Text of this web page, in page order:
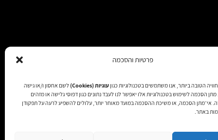
פרטיות והסכמה
הטובה ביותר, אנו משתמשים בטכנולוגיות כגוןעוגיות (Cookies)
לשם אחסון ו/או גישה
הסכמה לשימוש בטכנולוגיות אלו יאפשר לנו לעבד נתונים כגון דפוסי גלישה או מזהים
זה. אי־מתן הסכמה, או משיכת ההסכמה במועד מאוחר יותר, עלולים להשפיע לרעה על תפקודן
באתר.
שמורות 2025